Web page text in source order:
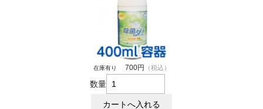
在庫有り 700円 （税込）
数量